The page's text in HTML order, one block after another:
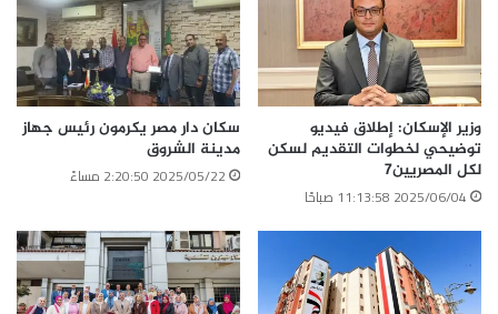
وزير الإسكان: إطلاق فيديو
توضيحي لخطوات التقديم لسكن
لكل المصريين7
2025/06/04 11:13:58 صباحًا
سكان دار مصر يكرمون رئيس جهاز
مدينة الشروق
2025/05/22 2:20:50 مساءً